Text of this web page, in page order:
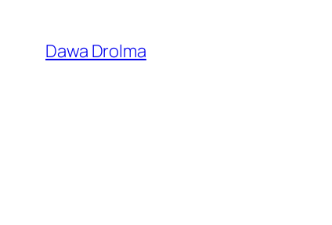
Dawa Drolma